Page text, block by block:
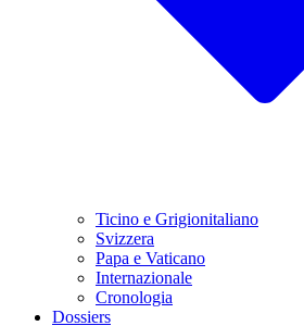
Ticino e Grigionitaliano
Svizzera
Papa e Vaticano
Internazionale
Cronologia
Dossiers